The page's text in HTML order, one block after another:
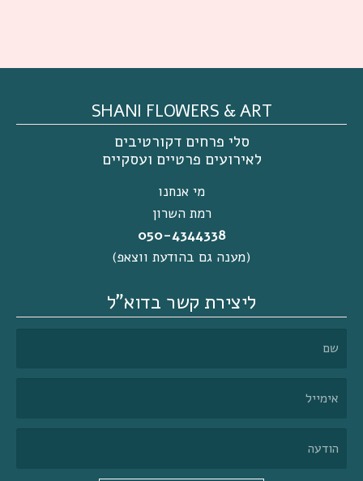
SHANI FLOWERS & ART
סלי פרחים דקורטיבים
לאירועים פרטיים ועסקיים
מי אנחנו
רמת השרון
050-4344338
(מענה גם בהודעת ווצאפ)
ליצירת קשר בדוא"ל